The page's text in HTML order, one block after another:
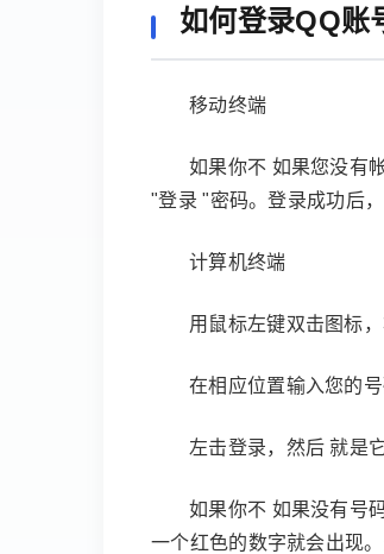
如何登录QQ账
移动终端
如果你不 如果您没有
"登录 "密码。登录成功后
计算机终端
用鼠标左键双击图标
在相应位置输入您的
左击登录，然后 就是它
如果你不 如果没有号
一个红色的数字就会出现